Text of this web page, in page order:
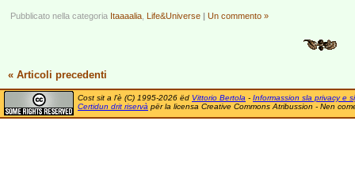
Pubblicato nella categoria Itaaaalia Life&Universe | Un commento »
« Articoli precedenti
Cost sit a l'è (C) 1995-2026 ëd Vittorio Bertola - Informassion sla privacy e
Certidun drit riservà për la licensa Creative Commons Atribussion - Nen